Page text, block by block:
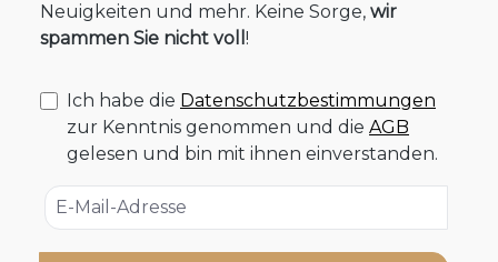
Neuigkeiten und mehr. Keine Sorge, wir
spammen Sie nicht voll !
Ich habe die Datenschutzbestimmungen
zur Kenntnis genommen und die AGB
gelesen und bin mit ihnen einverstanden.